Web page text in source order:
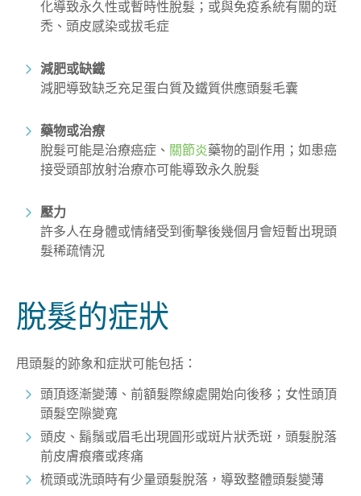
化導致永久性或暫時性脫髮；或與免疫系統有關的斑
禿、頭皮感染或拔毛症
減肥或缺鐵
減肥導致缺乏充足蛋白質及鐵質供應頭髮毛囊
藥物或治療
脫髮可能是治療癌症、 關節炎藥物的副作用；如患癌
接受頭部放射治療亦可能導致永久脫髮
壓力
許多人在身體或情緒受到衝擊後幾個月會短暫出現頭
髮稀疏情況
脫髮的症狀
甩頭髮的跡象和症狀可能包括：
頭頂逐漸變薄、前額髮際線處開始向後移；女性頭頂
頭髮空隙變寬
頭皮、鬍鬚或眉毛出現圓形或斑片狀禿斑，頭髮脫落
前皮膚痕癢或疼痛
梳頭或洗頭時有少量頭髮脫落，導致整體頭髮變薄